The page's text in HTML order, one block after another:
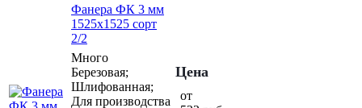
Фанера ФК 3 мм
1525х1525 сорт
2/2
Много
Березовая;
Шлифованная;
Для производства
Цена
от